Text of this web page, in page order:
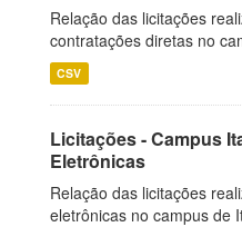
Relação das licitações
contratações diretas no
CSV
Licitações - Campus
Eletrônicas
Relação das licitações
eletrônicas no campus de